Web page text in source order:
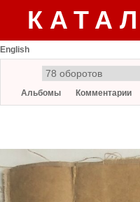
English
Альбомы Комментарии